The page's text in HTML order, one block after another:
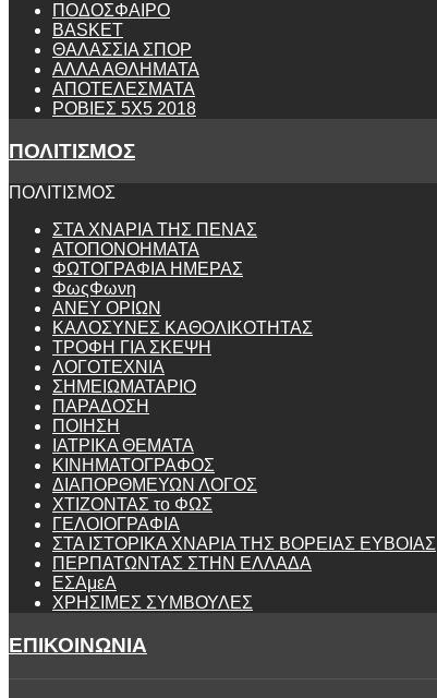
ΠΟΔΟΣΦΑΙΡΟ
BASKET
ΘΑΛΑΣΣΙΑ ΣΠΟΡ
ΑΛΛΑ ΑΘΛΗΜΑΤΑ
ΑΠΟΤΕΛΕΣΜΑΤΑ
ΡΟΒΙΕΣ 5Χ5 2018
ΠΟΛΙΤΙΣΜΟΣ
ΠΟΛΙΤΙΣΜΟΣ
ΣΤΑ ΧΝΑΡΙΑ ΤΗΣ ΠΕΝΑΣ
ΑΤΟΠΟΝΟΗΜΑΤΑ
ΦΩΤΟΓΡΑΦΙΑ ΗΜΕΡΑΣ
ΦωςΦωνη
ANEY ΟΡΙΩΝ
ΚΑΛΟΣΥΝΕΣ ΚΑΘΟΛΙΚΟΤΗΤΑΣ
ΤΡΟΦΗ ΓΙΑ ΣΚΕΨΗ
ΛΟΓΟΤΕΧΝΙΑ
ΣΗΜΕΙΩΜΑΤΑΡΙΟ
ΠΑΡΑΔΟΣΗ
ΠΟΙΗΣΗ
ΙΑΤΡΙΚΑ ΘΕΜΑΤΑ
ΚΙΝΗΜΑΤΟΓΡΑΦΟΣ
ΔΙΑΠΟΡΘΜΕΥΩΝ ΛΟΓΟΣ
ΧΤΙΖΟΝΤΑΣ το ΦΩΣ
ΓΕΛΟΙΟΓΡΑΦΙΑ
ΣΤΑ ΙΣΤΟΡΙΚΑ ΧΝΑΡΙΑ ΤΗΣ ΒΟΡΕΙΑΣ ΕΥΒΟΙΑΣ
ΠΕΡΠΑΤΩΝΤΑΣ ΣΤΗΝ ΕΛΛΑΔΑ
ΕΣΑμεΑ
ΧΡΗΣΙΜΕΣ ΣΥΜΒΟΥΛΕΣ
ΕΠΙΚΟΙΝΩΝΙΑ